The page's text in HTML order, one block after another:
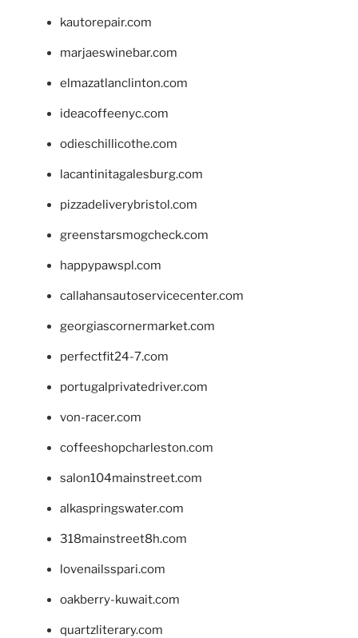
kautorepair.com
marjaeswinebar.com
elmazatlanclinton.com
ideacoffeenyc.com
odieschillicothe.com
lacantinitagalesburg.com
pizzadeliverybristol.com
greenstarsmogcheck.com
happypawspl.com
callahansautoservicecenter.com
georgiascornermarket.com
perfectfit24-7.com
portugalprivatedriver.com
von-racer.com
coffeeshopcharleston.com
salon104mainstreet.com
alkaspringswater.com
318mainstreet8h.com
lovenailsspari.com
oakberry-kuwait.com
quartzliterary.com